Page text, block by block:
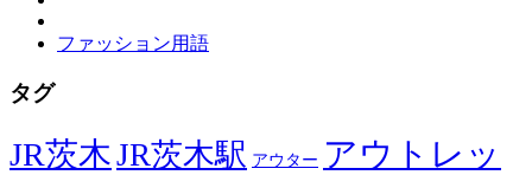
ファッション用語
タグ
JR茨木JR茨木駅 アウター アウトレッ